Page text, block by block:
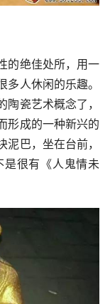
的绝佳处所，用一
人休闲的乐趣。
瓷艺术概念了，
形成的一种新兴的
巴，坐在台前，
很有《人鬼情未